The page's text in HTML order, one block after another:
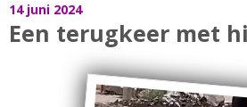
14 juni 2024
Een terugkeer met